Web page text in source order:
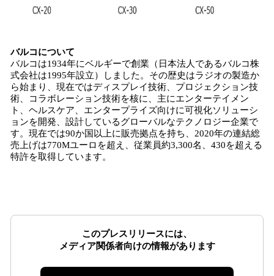
バルコについて
バルコは1934年にベルギーで創業（日本法人であるバルコ株
式会社は1995年設立）しました。その歴史はラジオの製造か
ら始まり、現在ではディスプレイ技術、プロジェクション技
術、コラボレーション技術を核に、主にエンターテイメン
ト、ヘルスケア、エンタープライズ向けに可視化ソリューシ
ョンを開発、設計しているグローバルなテクノロジー企業で
す。現在では90か国以上に販売拠点を持ち、2020年の連結総
売上げは770Mユーロを超え、従業員約3,300名、430を超える
特許を取得しています。
このプレスリリースには、
メディア関係者向けの情報があります